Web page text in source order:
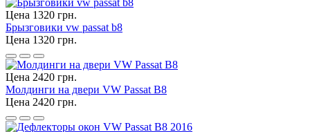
Цена 1320 грн.
Брызговики vw passat b8
Цена 1320 грн.
Цена 2420 грн.
Молдинги на двери VW Passat B8
Цена 2420 грн.